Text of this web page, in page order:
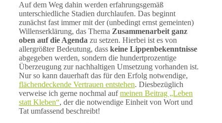
Auf dem Weg dahin werden erfahrungsgemäß
unterschiedliche Stadien durchlaufen. Das beginnt
zunächst fast immer mit der (unbedingt ernst gemeinten)
Willenserklärung, das Thema Zusammenarbeit ganz
oben auf die Agenda zu setzen. Hierbei ist es von
allergrößter Bedeutung, dass keine Lippenbekenntnisse
abgegeben werden, sondern die hundertprozentige
Überzeugung zur nachhaltigen Umsetzung vorhanden ist.
Nur so kann dauerhaft das für den Erfolg notwendige,
flächendeckende Vertrauen entstehen. Diesbezüglich
verweise ich gerne nochmal aufmeinen Beitrag „Leben
statt Kleben“, der die notwendige Einheit von Wort und
Tat umfassend beschreibt!